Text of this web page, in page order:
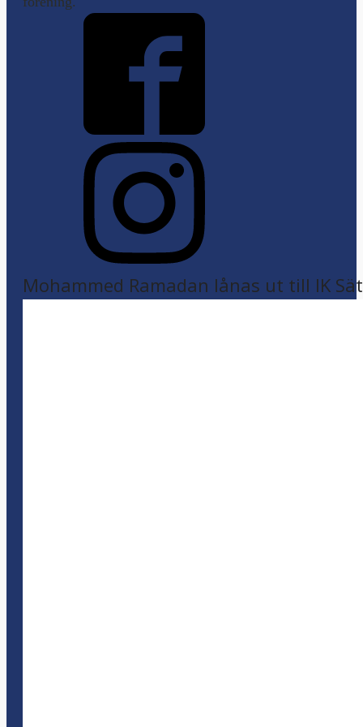
Mohammed Ramadan lånas ut till IK